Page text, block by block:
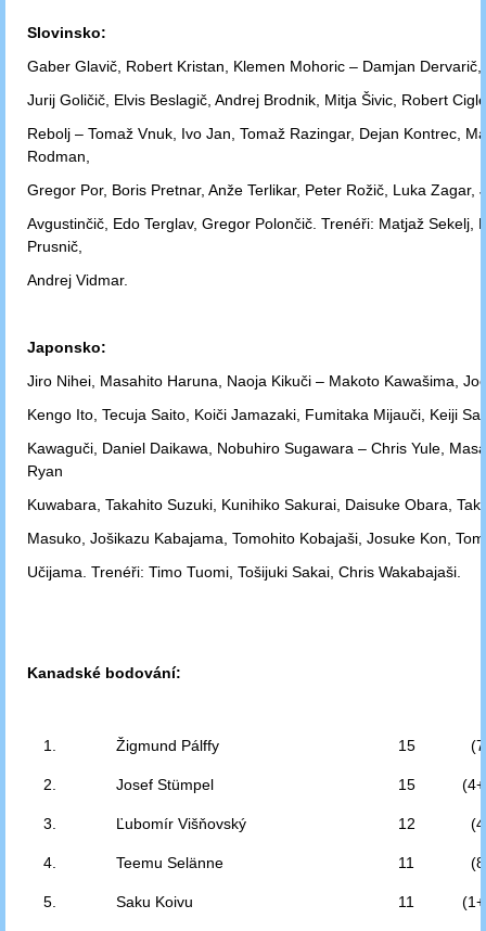
Slovinsko:
Gaber Glavič, Robert Kristan, Klemen Mohoric – Damjan Dervarič,
Jurij Goličič, Elvis Beslagič, Andrej Brodnik, Mitja Šivic, Robert
Rebolj – Tomaž Vnuk, Ivo Jan, Tomaž Razingar, Dejan Kontrec,
Rodman,
Gregor Por, Boris Pretnar, Anže Terlikar, Peter Rožič, Luka Zagar,
Avgustinčič, Edo Terglav, Gregor Polončič. Trenéři: Matjaž Sekelj,
Prusnič,
Andrej Vidmar.
Japonsko:
Jiro Nihei, Masahito Haruna, Naoja Kikuči – Makoto Kawašima,
Kengo Ito, Tecuja Saito, Koiči Jamazaki, Fumitaka Mijauči, Keiji
Kawaguči, Daniel Daikawa, Nobuhiro Sugawara – Chris Yule,
Ryan
Kuwabara, Takahito Suzuki, Kunihiko Sakurai, Daisuke Obara,
Masuko, Jošikazu Kabajama, Tomohito Kobajaši, Josuke Kon,
Učijama. Trenéři: Timo Tuomi, Tošijuki Sakai, Chris Wakabajaši.
Kanadské bodování:
1. Žigmund Pálffy 15
2. Josef Stümpel 15
3. Ľubomír Višňovský 12
4. Teemu Selänne 11
5. Saku Koivu 11